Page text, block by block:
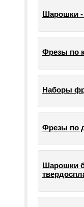
Шарошки
Фрезы по
Наборы
Фрезы по
Шарошки